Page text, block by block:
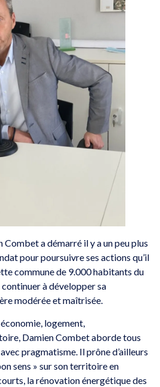
Combet a démarré il y a un peu plus
pour poursuivre ses actions qu’il
commune de 9.000 habitants du
à développer sa
modérée et maîtrisée.
logement,
Damien Combet aborde tous
pragmatisme. Il prône d’ailleurs
sens » sur son territoire en
la rénovation énergétique des